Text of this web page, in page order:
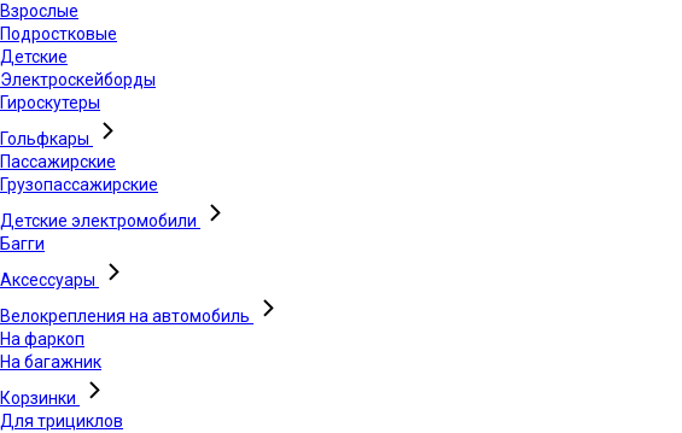
Взрослые
Подростковые
Детские
Электроскейборды
Гироскутеры
Гольфкары
Пассажирские
Грузопассажирские
Детские электромобили
Багги
Аксессуары
Велокрепления на автомобиль
На фаркоп
На багажник
Корзинки
Для трициклов